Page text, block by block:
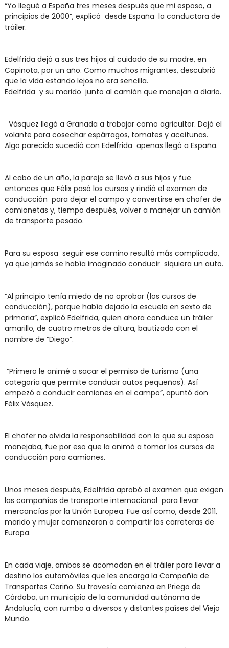
“Yo llegué a España tres meses después que mi esposo, a
principios de 2000”, explicó desde España la conductora de
tráiler.
Edelfrida dejó a sus tres hijos al cuidado de su madre, en
Capinota, por un año. Como muchos migrantes, descubrió
que la vida estando lejos no era sencilla.
Edelfrida y su marido junto al camión que manejan a diario.
Vásquez llegó a Granada a trabajar como agricultor. Dejó el
volante para cosechar espárragos, tomates y aceitunas.
Algo parecido sucedió con Edelfrida apenas llegó a España.
Al cabo de un año, la pareja se llevó a sus hijos y fue
entonces que Félix pasó los cursos y rindió el examen de
conducción para dejar el campo y convertirse en chofer de
camionetas y, tiempo después, volver a manejar un camión
de transporte pesado.
Para su esposa seguir ese camino resultó más complicado,
ya que jamás se había imaginado conducir siquiera un auto.
“Al principio tenía miedo de no aprobar (los cursos de
conducción), porque había dejado la escuela en sexto de
primaria”, explicó Edelfrida, quien ahora conduce un tráiler
amarillo, de cuatro metros de altura, bautizado con el
nombre de “Diego”.
“Primero le animé a sacar el permiso de turismo (una
categoría que permite conducir autos pequeños). Así
empezó a conducir camiones en el campo”, apuntó don
Félix Vásquez.
El chofer no olvida la responsabilidad con la que su esposa
manejaba, fue por eso que la animó a tomar los cursos de
conducción para camiones.
Unos meses después, Edelfrida aprobó el examen que exigen
las compañías de transporte internacional para llevar
mercancías por la Unión Europea. Fue así como, desde 2011,
marido y mujer comenzaron a compartir las carreteras de
Europa.
En cada viaje, ambos se acomodan en el tráiler para llevar a
destino los automóviles que les encarga la Compañía de
Transportes Cariño. Su travesía comienza en Priego de
Córdoba, un municipio de la comunidad autónoma de
Andalucía, con rumbo a diversos y distantes países del Viejo
Mundo.